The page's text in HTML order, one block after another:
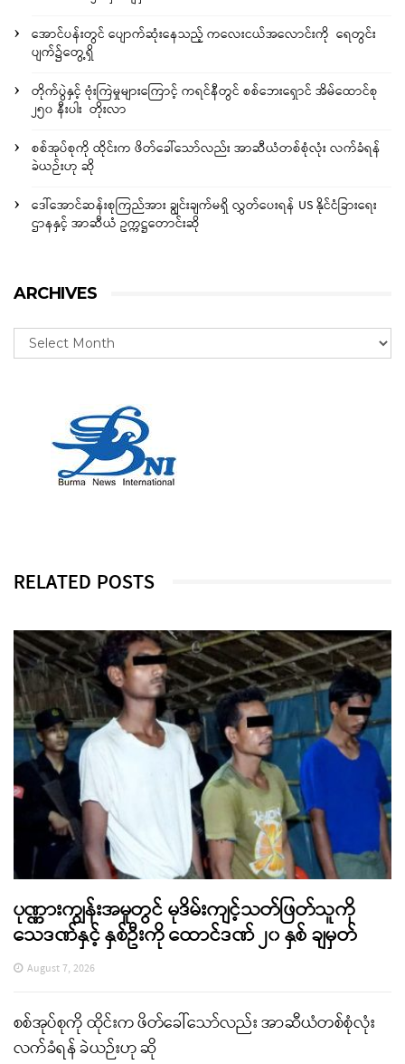
အောင်ပန်းတွင် ပျောက်ဆုံးနေသည့် ကလေးငယ်အလောင်းကို ရေတွင်း
ပျက်၌တွေ့ရှိ
တိုက်ပွဲနှင့် ဗုံးကြဲမှုများကြောင့် ကရင်နီတွင် စစ်ဘေးရှောင် အိမ်ထောင်စု
၂၅၀ နီးပါး တိုးလာ
စစ်အုပ်စုကို ထိုင်းက ဖိတ်ခေါ်သော်လည်း အာဆီယံတစ်စုံလုံး လက်ခံရန်
ခဲယဉ်းဟု ဆို
ဒေါ်အောင်ဆန်းစုကြည်အား ချွင်းချက်မရှိ လွှတ်ပေးရန် US နိုင်ငံခြားရေး
ဌာနနှင့် အာဆီယံ ဥက္ကဋ္ဌတောင်းဆို
ARCHIVES
RELATED POSTS
ပုဏ္ဏားကျွန်းအမှုတွင် မုဒိမ်းကျင့်သတ်ဖြတ်သူကို
သေဒဏ်နှင့် နှစ်ဦးကို ထောင်ဒဏ် ၂၀ နှစ် ချမှတ်
August 7, 2026
စစ်အုပ်စုကို ထိုင်းက ဖိတ်ခေါ်သော်လည်း အာဆီယံတစ်စုံလုံး
လက်ခံရန် ခဲယဉ်းဟု ဆို